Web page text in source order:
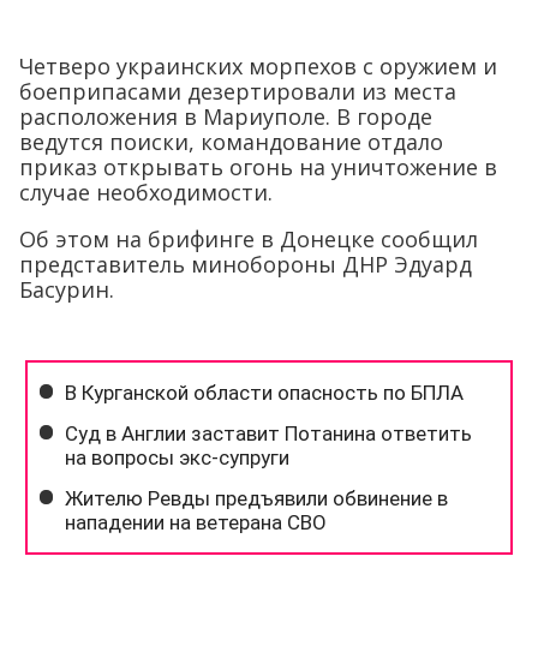
Четверо украинских морпехов с оружием и
боеприпасами дезертировали из места
расположения в Мариуполе. В городе
ведутся поиски, командование отдало
приказ открывать огонь на уничтожение в
случае необходимости.
Об этом на брифинге в Донецке сообщил
представитель минобороны ДНР Эдуард
Басурин.